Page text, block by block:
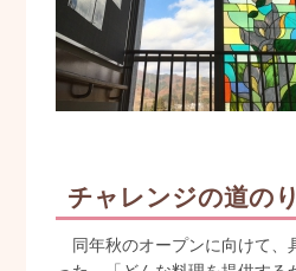
チャレンジの道のり
同年秋のオープンに向けて、